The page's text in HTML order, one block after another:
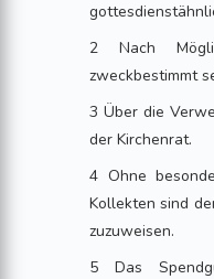
2 Nach
zweckbestimmt
3 Über die
der Kirchenrat.
4 Ohne
Kollekten sind
zuzuweisen.
5 Das